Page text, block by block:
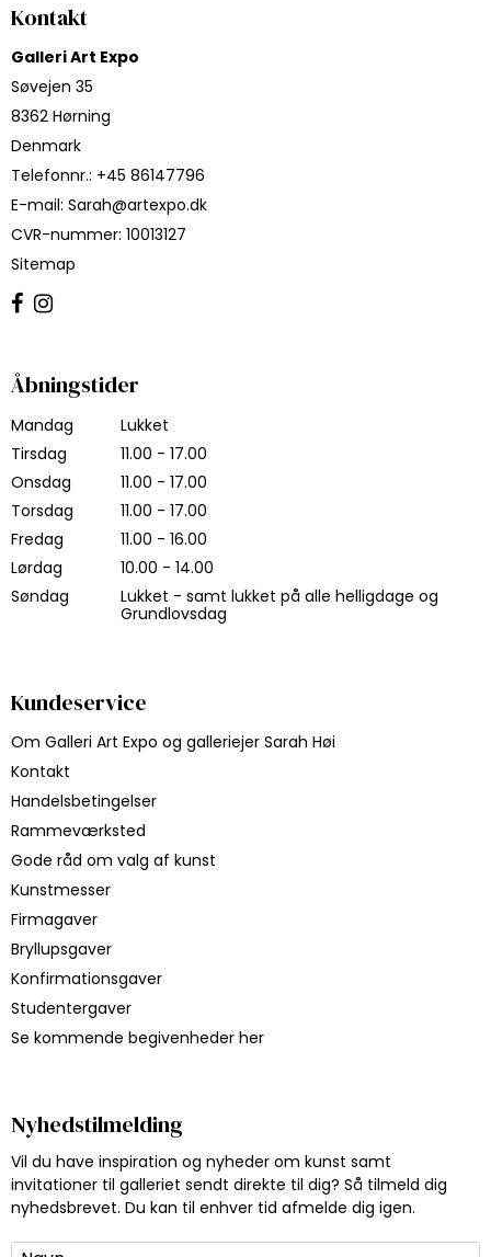
Kontakt
Galleri Art Expo
Søvejen 35
8362 Hørning
Denmark
Telefonnr.: +45 86147796
E-mail: Sarah@artexpo.dk
CVR-nummer: 10013127
Sitemap
Åbningstider
Mandag
Lukket
Tirsdag
11.00 - 17.00
Onsdag
11.00 - 17.00
Torsdag
11.00 - 17.00
Fredag
11.00 - 16.00
Lørdag
10.00 - 14.00
Søndag
Lukket - samt lukket på alle helligdage og
Grundlovsdag
Kundeservice
Om Galleri Art Expo og galleriejer Sarah Høi
Kontakt
Handelsbetingelser
Rammeværksted
Gode råd om valg af kunst
Kunstmesser
Firmagaver
Bryllupsgaver
Konfirmationsgaver
Studentergaver
Se kommende begivenheder her
Nyhedstilmelding
Vil du have inspiration og nyheder om kunst samt
invitationer til galleriet sendt direkte til dig? Så tilmeld dig
nyhedsbrevet. Du kan til enhver tid afmelde dig igen.